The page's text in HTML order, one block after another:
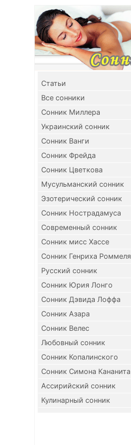
Cтатьи
Все сонники
Сонник Миллера
Украинский сонник
Сонник Ванги
Сонник Фрейда
Сонник Цветкова
Мусульманский сонник
Эзотерический сонник
Сонник Нострадамуса
Современный сонник
Сонник мисс Хассе
Сонник Генриха Роммеля
Русский сонник
Сонник Юрия Лонго
Сонник Дэвида Лоффа
Сонник Азара
Сонник Велес
Любовный сонник
Сонник Копалинского
Сонник Симона Кананита
Ассирийский сонник
Кулинарный сонник